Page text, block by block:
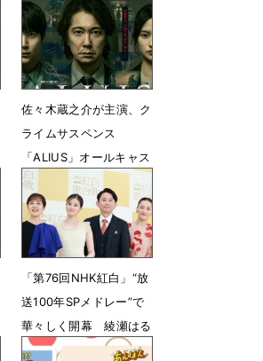
佐々木蔵之介が主演、ク
ライムサスペンス
「ALIUS」オールキャス
ト解禁＆キービジュア
ル・本予告公開
6月17日 17時30分
「第76回NHK紅白」“放
送100年SPメドレー”で
華々しく開幕 綾瀬はる
か「広島パワーでがんば